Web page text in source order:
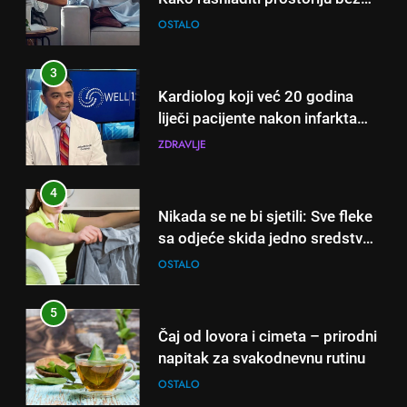
otkrio: Ove 4 jutarnje navike
dana!
ZDRAVLJE
4
Nikada se ne bi sjetili: Sve fleke
sa odjeće skida jedno sredstvo
koje svi imamo u kući
OSTALO
5
Čaj od lovora i cimeta – prirodni
napitak za svakodnevnu rutinu
OSTALO
6
ČISTAČ JETRE: Uzmite gutljaj
na prazan stomak i crijeva će
raditi kao sat, zaboravit ćete na
OSTALO
5
Čaj od lovora i cimeta – prirodni
napitak za svakodnevnu rutinu